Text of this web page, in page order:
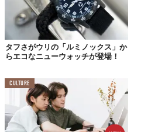
タフさがウリの「ルミノックス」か
らエコなニューウォッチが登場！
CULTURE